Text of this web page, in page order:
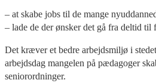
– at skabe jobs til de mange
– lade de der ønsker det gå fra deltid til
Det kræver et bedre arbejdsmiljø i
arbejdsdag mangelen på pædagoger
seniorordninger.